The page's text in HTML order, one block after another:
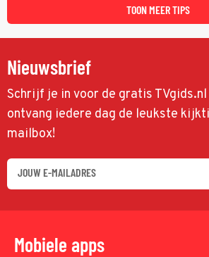
TOON MEER TIPS
Nieuwsbrief
Schrijf je in voor de gratis
ontvang iedere dag de leukste
mailbox!
Mobiele apps